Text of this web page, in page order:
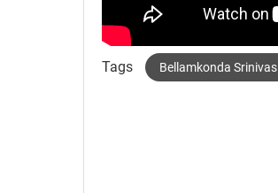
Tags Bellamkonda Srinivas